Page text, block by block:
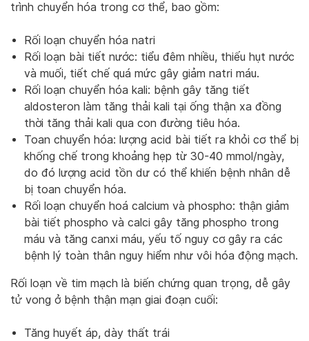
trình chuyển hóa trong cơ thể, bao gồm:
Rối loạn chuyển hóa natri
Rối loạn bài tiết nước: tiểu đêm nhiều, thiếu hụt nước
và muối, tiết chế quá mức gây giảm natri máu.
Rối loạn chuyển hóa kali: bệnh gây tăng tiết
aldosteron làm tăng thải kali tại ống thận xa đồng
thời tăng thải kali qua con đường tiêu hóa.
Toan chuyển hóa: lượng acid bài tiết ra khỏi cơ thể bị
khống chế trong khoảng hẹp từ 30-40 mmol/ngày,
do đó lượng acid tồn dư có thể khiến bệnh nhân dễ
bị toan chuyển hóa.
Rối loạn chuyển hoá calcium và phospho: thận giảm
bài tiết phospho và calci gây tăng phospho trong
máu và tăng canxi máu, yếu tố nguy cơ gây ra các
bệnh lý toàn thân nguy hiểm như vôi hóa động mạch.
Rối loạn về tim mạch là biến chứng quan trọng, dễ gây
tử vong ở bệnh thận mạn giai đoạn cuối:
Tăng huyết áp, dày thất trái